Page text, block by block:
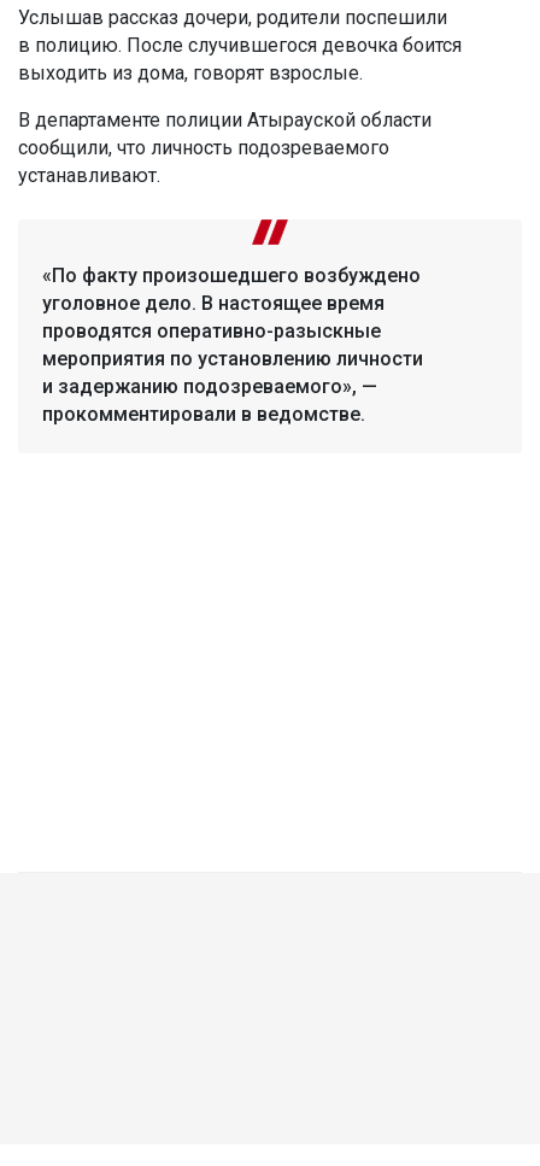
Услышав рассказ дочери, родители поспешили
в полицию. После случившегося девочка боится
выходить из дома, говорят взрослые.
В департаменте полиции Атырауской области
сообщили, что личность подозреваемого
устанавливают.
«По факту произошедшего возбуждено
уголовное дело. В настоящее время
проводятся оперативно-разыскные
мероприятия по установлению личности
и задержанию подозреваемого», —
прокомментировали в ведомстве.